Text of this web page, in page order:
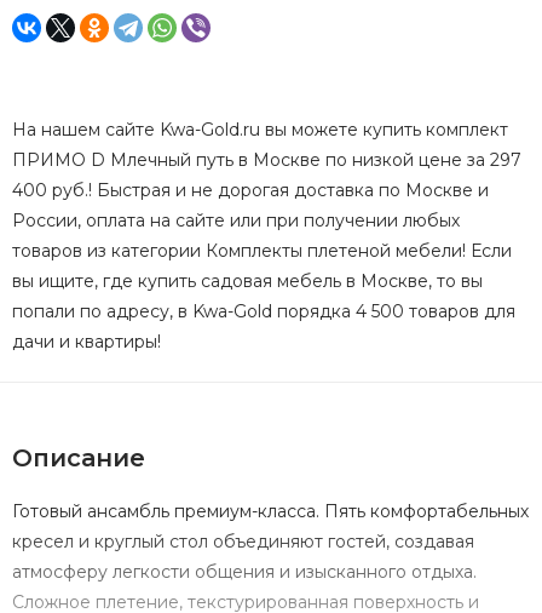
На нашем сайте Kwa-Gold.ru вы можете купить комплект
ПРИМО D Млечный путь в Москве по низкой цене за 297
400 руб.! Быстрая и не дорогая доставка по Москве и
России, оплата на сайте или при получении любых
товаров из категории Комплекты плетеной мебели! Если
вы ищите, где купить садовая мебель в Москве, то вы
попали по адресу, в Kwa-Gold порядка 4 500 товаров для
дачи и квартиры!
Описание
Готовый ансамбль премиум-класса. Пять комфортабельных
кресел и круглый стол объединяют гостей, создавая
атмосферу легкости общения и изысканного отдыха.
Сложное плетение, текстурированная поверхность и